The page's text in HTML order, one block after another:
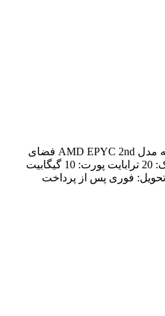
رم: 2 گیگابایت پردازنده: 2 هسته مدل AMD EPYC 2nd فضای
هارد: 40 گیگابایت NVMe ترافیک: 20 ترابایت پورت: 10 گیگابیت
فوری پس از پرداخت